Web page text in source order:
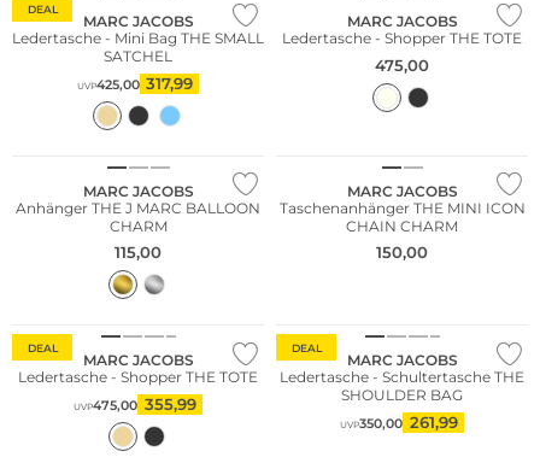
DEAL
MARC JACOBS
Ledertasche - Mini Bag THE SMALL
SATCHEL
UVP425,00 317,99
MARC JACOBS
Ledertasche - Shopper THE TOTE
475,00
MARC JACOBS
Anhänger THE J MARC BALLOON
CHARM
115,00
MARC JACOBS
Taschenanhänger THE MINI ICON
CHAIN CHARM
150,00
DEAL
MARC JACOBS
Ledertasche - Shopper THE TOTE
UVP475,00 355,99
DEAL
MARC JACOBS
Ledertasche - Schultertasche THE
SHOULDER BAG
UVP350,00 261,99